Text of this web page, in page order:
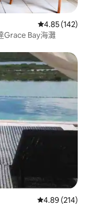
從 142 則評價
4.85 (142)
Grace Bay海灘
從 214 則評價
4.89 (214)